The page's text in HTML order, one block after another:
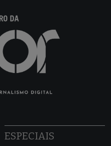
ESPECIAIS